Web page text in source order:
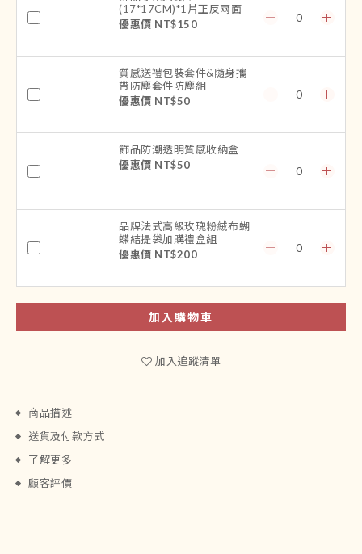
(17*17CM)*1片正反兩面
優惠價 NT$150
質感送禮包裝套件&隨身攜
帶防塵套件防塵組
優惠價 NT$50
飾品防潮透明質感收納盒
優惠價 NT$50
品牌法式高級玫瑰粉絨布蝴
蝶結提袋加購禮盒組
優惠價 NT$200
加入購物車
加入追蹤清單
商品描述
送貨及付款方式
了解更多
顧客評價